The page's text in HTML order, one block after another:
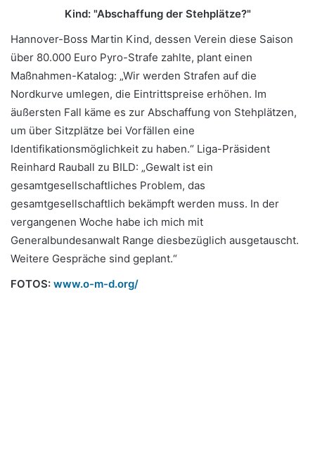
Kind: "Abschaffung der Stehplätze?"
Hannover-Boss Martin Kind, dessen Verein diese Saison
über 80.000 Euro Pyro-Strafe zahlte, plant einen
Maßnahmen-Katalog: „Wir werden Strafen auf die
Nordkurve umlegen, die Eintrittspreise erhöhen. Im
äußersten Fall käme es zur Abschaffung von Stehplätzen,
um über Sitzplätze bei Vorfällen eine
Identifikationsmöglichkeit zu haben.“ Liga-Präsident
Reinhard Rauball zu BILD: „Gewalt ist ein
gesamtgesellschaftliches Problem, das
gesamtgesellschaftlich bekämpft werden muss. In der
vergangenen Woche habe ich mich mit
Generalbundesanwalt Range diesbezüglich ausgetauscht.
Weitere Gespräche sind geplant.“
FOTOS: www.o-m-d.org/